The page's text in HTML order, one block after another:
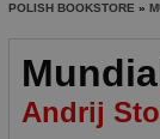
POLISH BOOKSTORE »
Andrij